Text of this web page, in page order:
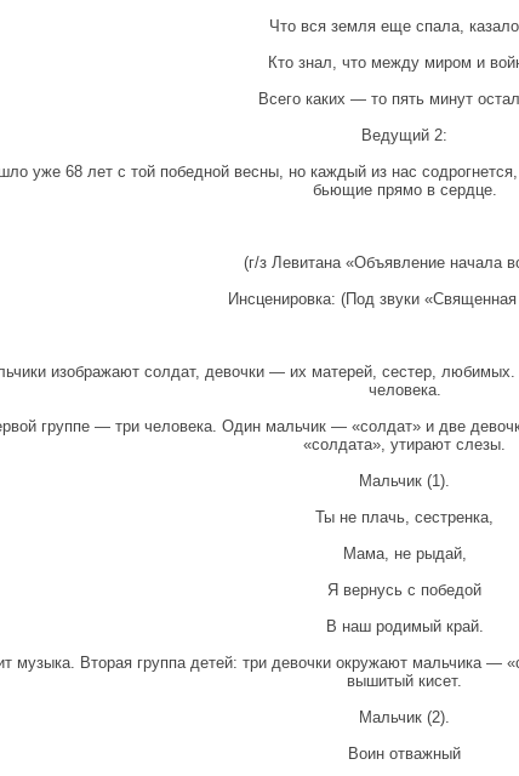
Что вся земля еще спала,
Кто знал, что между миром и
Всего каких — то пять минут
Ведущий 2:
уже 68 лет с той победной весны, но каждый из нас
бьющие прямо в сердце.
(г/з Левитана «Объявление начала
Инсценировка: (Под звуки
изображают солдат, девочки — их матерей, сестер,
человека.
группе — три человека. Один мальчик — «солдат» и две
«солдата», утирают слезы.
Мальчик (1).
Ты не плачь, сестренка,
Мама, не рыдай,
Я вернусь с победой
В наш родимый край.
музыка. Вторая группа детей: три девочки окружают мальчика —
вышитый кисет.
Мальчик (2).
Воин отважный